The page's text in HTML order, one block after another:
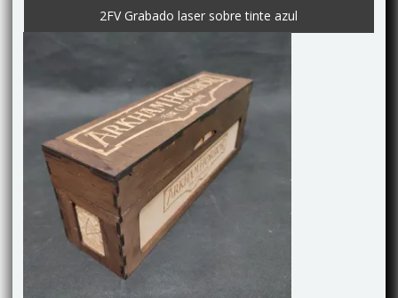
2FV Grabado laser sobre tinte azul